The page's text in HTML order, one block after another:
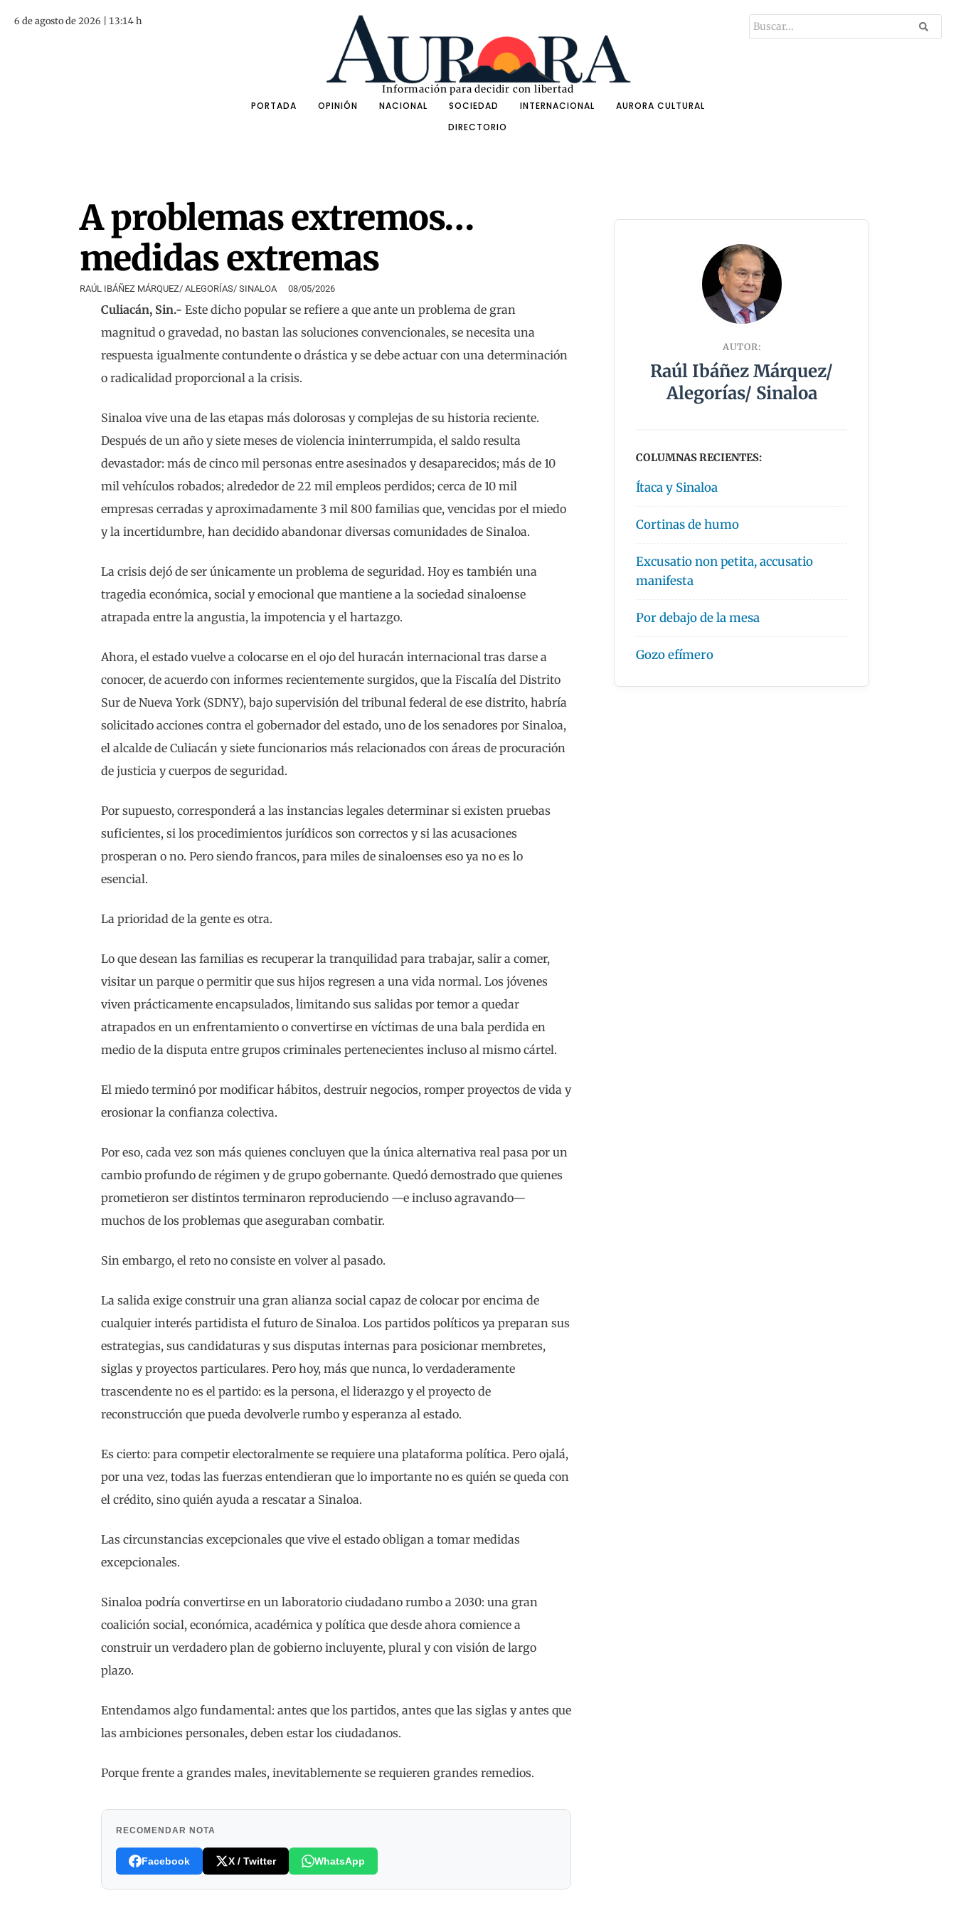
6 de agosto de 2026 | 13:14 h
Información para decidir con libertad
PORTADA
OPINIÓN NACIONAL SOCIEDAD INTERNACIONAL
AURORA CULTURAL
DIRECTORIO
A problemas extremos…
medidas extremas
RAÚL IBÁÑEZ MÁRQUEZ/ ALEGORÍAS/ SINALOA 08/05/2026
Culiacán, Sin.- Este dicho popular se refiere a que ante un problema de gran
magnitud o gravedad, no bastan las soluciones convencionales, se necesita una
respuesta igualmente contundente o drástica y se debe actuar con una determinación
o radicalidad proporcional a la crisis.
Sinaloa vive una de las etapas más dolorosas y complejas de su historia reciente.
Después de un año y siete meses de violencia ininterrumpida, el saldo resulta
devastador: más de cinco mil personas entre asesinados y desaparecidos; más de 10
mil vehículos robados; alrededor de 22 mil empleos perdidos; cerca de 10 mil
empresas cerradas y aproximadamente 3 mil 800 familias que, vencidas por el miedo
y la incertidumbre, han decidido abandonar diversas comunidades de Sinaloa.
La crisis dejó de ser únicamente un problema de seguridad. Hoy es también una
tragedia económica, social y emocional que mantiene a la sociedad sinaloense
atrapada entre la angustia, la impotencia y el hartazgo.
Ahora, el estado vuelve a colocarse en el ojo del huracán internacional tras darse a
conocer, de acuerdo con informes recientemente surgidos, que la Fiscalía del Distrito
Sur de Nueva York (SDNY), bajo supervisión del tribunal federal de ese distrito, habría
solicitado acciones contra el gobernador del estado, uno de los senadores por Sinaloa,
el alcalde de Culiacán y siete funcionarios más relacionados con áreas de procuración
de justicia y cuerpos de seguridad.
Por supuesto, corresponderá a las instancias legales determinar si existen pruebas
suficientes, si los procedimientos jurídicos son correctos y si las acusaciones
prosperan o no. Pero siendo francos, para miles de sinaloenses eso ya no es lo
esencial.
La prioridad de la gente es otra.
Lo que desean las familias es recuperar la tranquilidad para trabajar, salir a comer,
visitar un parque o permitir que sus hijos regresen a una vida normal. Los jóvenes
viven prácticamente encapsulados, limitando sus salidas por temor a quedar
atrapados en un enfrentamiento o convertirse en víctimas de una bala perdida en
medio de la disputa entre grupos criminales pertenecientes incluso al mismo cártel.
El miedo terminó por modificar hábitos, destruir negocios, romper proyectos de vida y
erosionar la confianza colectiva.
Por eso, cada vez son más quienes concluyen que la única alternativa real pasa por un
cambio profundo de régimen y de grupo gobernante. Quedó demostrado que quienes
prometieron ser distintos terminaron reproduciendo —e incluso agravando—
muchos de los problemas que aseguraban combatir.
Sin embargo, el reto no consiste en volver al pasado.
La salida exige construir una gran alianza social capaz de colocar por encima de
cualquier interés partidista el futuro de Sinaloa. Los partidos políticos ya preparan sus
estrategias, sus candidaturas y sus disputas internas para posicionar membretes,
siglas y proyectos particulares. Pero hoy, más que nunca, lo verdaderamente
trascendente no es el partido: es la persona, el liderazgo y el proyecto de
reconstrucción que pueda devolverle rumbo y esperanza al estado.
Es cierto: para competir electoralmente se requiere una plataforma política. Pero ojalá,
por una vez, todas las fuerzas entendieran que lo importante no es quién se queda con
el crédito, sino quién ayuda a rescatar a Sinaloa.
Las circunstancias excepcionales que vive el estado obligan a tomar medidas
excepcionales.
Sinaloa podría convertirse en un laboratorio ciudadano rumbo a 2030: una gran
coalición social, económica, académica y política que desde ahora comience a
construir un verdadero plan de gobierno incluyente, plural y con visión de largo
plazo.
Entendamos algo fundamental: antes que los partidos, antes que las siglas y antes que
las ambiciones personales, deben estar los ciudadanos.
Porque frente a grandes males, inevitablemente se requieren grandes remedios.
RECOMENDAR NOTA
Facebook X / Twitter WhatsApp
AUTOR:
Raúl Ibáñez Márquez/
Alegorías/ Sinaloa
COLUMNAS RECIENTES:
Ítaca y Sinaloa
Cortinas de humo
Excusatio non petita, accusatio
manifesta
Por debajo de la mesa
Gozo efímero